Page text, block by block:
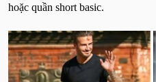
hoặc quần short basic.